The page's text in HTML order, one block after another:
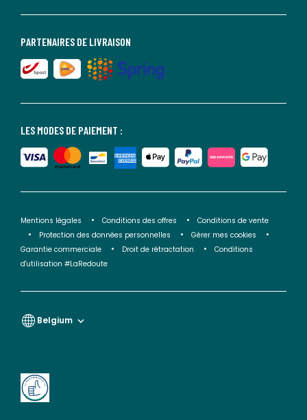
LES MODES DE PAIEMENT :
PARTENAIRES DE LIVRAISON
Mentions légales Conditions des offres
Conditions de vente
Protection des données personnelles
Gérer mes cookies
Garantie commerciale
Droit de rétractation
Conditions
d'utilisation #LaRedoute
Belgium